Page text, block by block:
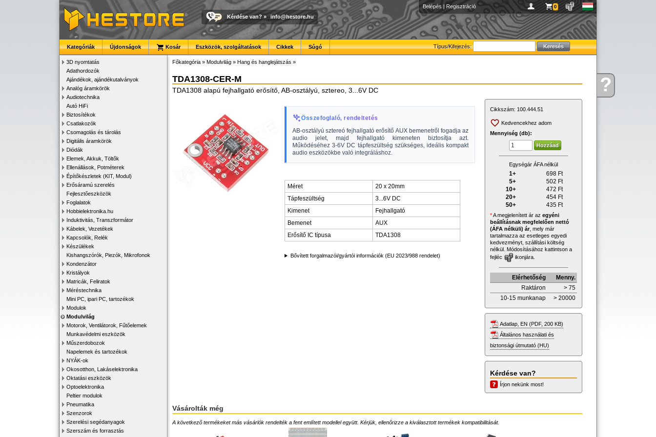
Kérdése?
Belépés | Regisztráció 0
Kérdése van? » info@hestore.hu
Típus/Kifejezés:
Kategóriák Újdonságok Kosár Eszközök, szolgáltatások Cikkek Súgó
3D nyomtatás
Adathordozók
Ajándékok, ajándékutalványok
Analóg áramkörök
Audiotechnika
Autó HiFi
Biztosítékok
Csatlakozók
Csomagolás és tárolás
Digitális áramkörök
Diódák
Elemek, Akkuk, Töltők
Ellenállások, Potméterek
Építőkészletek (KIT, Modul)
Erősáramú szerelés
Fejlesztőeszközök
Foglalatok
Hobbielektronika.hu
Induktivitás, Transzformátor
Kábelek, Vezetékek
Kapcsolók, Relék
Készülékek
Kishangszórók, Piezók, Mikrofonok
Kondenzátor
Kristályok
Matricák, Feliratok
Méréstechnika
Mini PC, ipari PC, tartozékok
Modulok
Modulvilág
Motorok, Ventilátorok, Fűtőelemek
Munkavédelmi eszközök
Műszerdobozok
Napelemek és tartozékok
NYÁK-ok
Okosotthon, Lakáselektronika
Oktatási eszközök
Optoelektronika
Peltier modulok
Pneumatika
Szenzorok
Szerelési segédanyagok
Szerszám és forrasztás
Főkategória » Modulvilág » Hang és hanglejátszás »
TDA1308-CER-M
TDA1308 alapú fejhallgató erősítő, AB-osztályú, sztereo, 3...6V DC
Összefoglaló, rendeltetés
AB-osztályú sztereó fejhallgató erősítő AUX bemenetről fogadja az
audio jelet, majd fejhallgató kimeneten biztosítja azt.
Működéséhez 3-6V DC tápfeszültség szükséges, ideális kompakt
audio eszközökbe való integráláshoz.
Méret
20 x 20mm
Tápfeszültség
3...6V DC
Kimenet
Fejhallgató
Bemenet
AUX
Erősítő IC típusa
TDA1308
Bővített forgalmazói/gyártói információk (EU 2023/988 rendelet)
Cikkszám: 100.444.51
Kedvencekhez adom
Mennyiség (db):
Egységár ÁFA nélkül
1+ 698 Ft
5+
502 Ft
10+
472 Ft
20+
454 Ft
50+
435 Ft
*A megjelenített ár az egyéni
beállításnak megfelelően nettó
(ÁFA nélküli) ár, mely már
tartalmazza az esetleges egyedi
kedvezményt, szállítási költség
nélkül. Módosításához kattintson a
fejléc
ikonjára.
Elérhetőség
Menny.
Raktáron
> 75
10-15 munkanap
> 20000
Adatlap, EN (PDF, 200 KB)
Általános használati és
biztonsági útmutató (HU)
Kérdése van?
Írjon nekünk most!
Vásárolták még
A következő termékeket más vásárlók rendelték a fent említett modellel együtt. Kérjük, ellenőrizze a kiválasztott termékek kompatibilitását.